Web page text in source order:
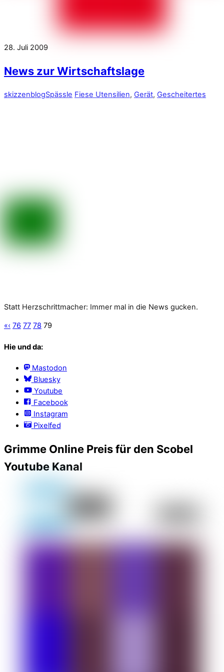
28. Juli 2009
News zur Wirtschaftslage
skizzenblogSpässle Fiese Utensilien, Gerät, Gescheitertes
Statt Herzschrittmacher: Immer mal in die News gucken.
«‹ 76 77 78 79
Hie und da:
Mastodon
Bluesky
Youtube
Facebook
Instagram
Pixelfed
Grimme Online Preis für den Scobel
Youtube Kanal